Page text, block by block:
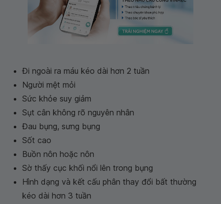
Đi ngoài ra máu kéo dài hơn 2 tuần
Người mệt mỏi
Sức khỏe suy giảm
Sụt cân không rõ nguyên nhân
Đau bụng, sưng bụng
Sốt cao
Buồn nôn hoặc nôn
Sờ thấy cục khối nổi lên trong bụng
Hình dạng và kết cấu phân thay đổi bất thường
kéo dài hơn 3 tuần